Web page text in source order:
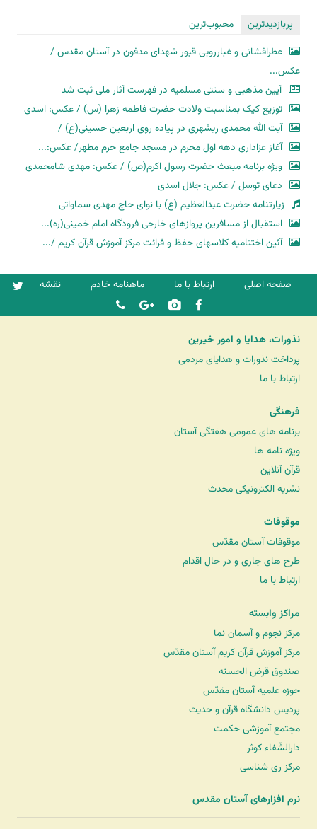
پربازدیدترین
محبوب‌ترین
عطرافشانی و غبارروبی قبور شهدای مدفون در آستان مقدس /
عکس...
آیین مذهبی و سنتی مسلمیه در فهرست آثار ملی ثبت شد
توزیع کیک بمناسبت ولادت حضرت فاطمه زهرا (س) / عکس: اسدی
آیت الله محمدی ریشهری در پیاده روی اربعین حسینی(ع) /
آغاز عزاداری دهه اول محرم در مسجد جامع حرم مطهر/ عکس:...
ویژه برنامه مبعث حضرت رسول اکرم(ص) / عکس: مهدی شامحمدی
دعای توسل / عکس: جلال اسدی
زیارتنامه حضرت عبدالعظیم (ع) با نوای حاج مهدی سماواتی
استقبال از مسافرین پروازهای خارجی فرودگاه امام خمینی(ره)...
آئین اختتامیه کلاسهای حفظ و قرائت مرکز آموزش قرآن کریم /...
صفحه اصلی ارتباط با ما ماهنامه خادم نقشه
نذورات، هدایا و امور خیرین
پرداخت نذورات و هدایای مردمی
ارتباط با ما
فرهنگی
برنامه های عمومی هفتگی آستان
ویژه نامه ها
قرآن آنلاین
نشریه الکترونیکی محدث
موقوفات
موقوفات آستان مقدّس
طرح های جاری و در حال اقدام
ارتباط با ما
مراکز وابسته
مرکز نجوم و آسمان نما
مرکز آموزش قرآن کریم آستان مقدّس
صندوق قرض الحسنه
حوزه علمیه آستان مقدّس
پردیس دانشگاه قرآن و حدیث
مجتمع آموزشی حکمت
دارالشّفاء کوثر
مرکز ری شناسی
نرم افزارهای آستان مقدس